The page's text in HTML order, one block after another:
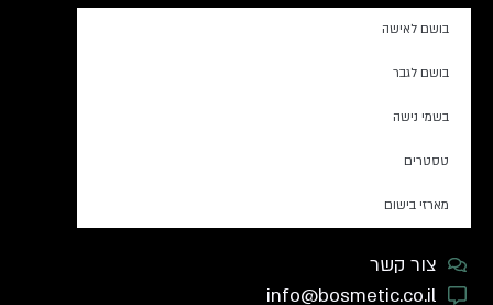
בושם לאישה
בושם לגבר
בשמי נישה
טסטרים
מארזי בישום
צור קשר
info@bosmetic.co.il